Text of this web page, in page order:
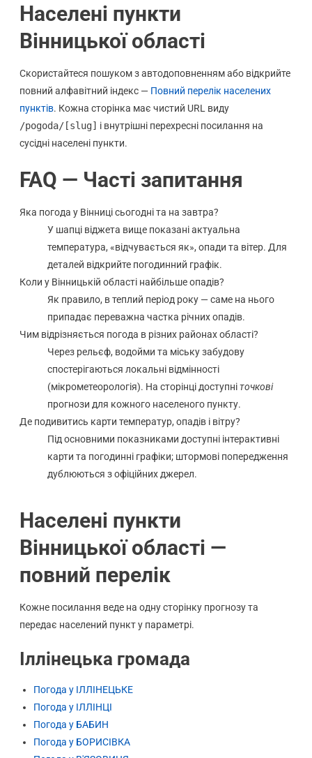
Населені пункти
Вінницької області
Скористайтеся пошуком з автодоповненням або відкрийте
повний алфавітний індекс — Повний перелік населених
пунктів. Кожна сторінка має чистий URL виду
/pogoda/[slug] і внутрішні перехресні посилання на
сусідні населені пункти.
FAQ — Часті запитання
Яка погода у Вінниці сьогодні та на завтра?
У шапці віджета вище показані актуальна
температура, «відчувається як», опади та вітер. Для
деталей відкрийте погодинний графік.
Коли у Вінницькій області найбільше опадів?
Як правило, в теплий період року — саме на нього
припадає переважна частка річних опадів.
Чим відрізняється погода в різних районах області?
Через рельєф, водойми та міську забудову
спостерігаються локальні відмінності
(мікрометеорологія). На сторінці доступніточкові
прогнози для кожного населеного пункту.
Де подивитись карти температур, опадів і вітру?
Під основними показниками доступні інтерактивні
карти та погодинні графіки; штормові попередження
дублюються з офіційних джерел.
Населені пункти
Вінницької області —
повний перелік
Кожне посилання веде на одну сторінку прогнозу та
передає населений пункт у параметрі.
Іллінецька громада
Погода у ІЛЛІНЕЦЬКЕ
Погода у ІЛЛІНЦІ
Погода у БАБИН
Погода у БОРИСІВКА